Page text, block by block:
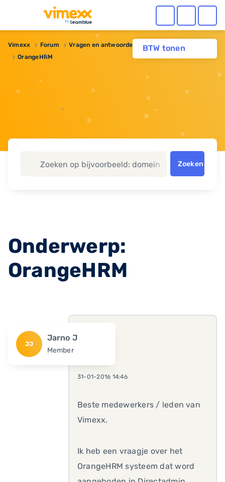
BTW tonen
Vimexx Forum Vragen en antwoorden
Webhosting
OrangeHRM
Zoeken
Onderwerp:
OrangeHRM
JJ
Jarno J
Member
31-01-2016 14:46
Beste medewerkers / leden van
Vimexx.
Ik heb een vraagje over het
OrangeHRM systeem dat word